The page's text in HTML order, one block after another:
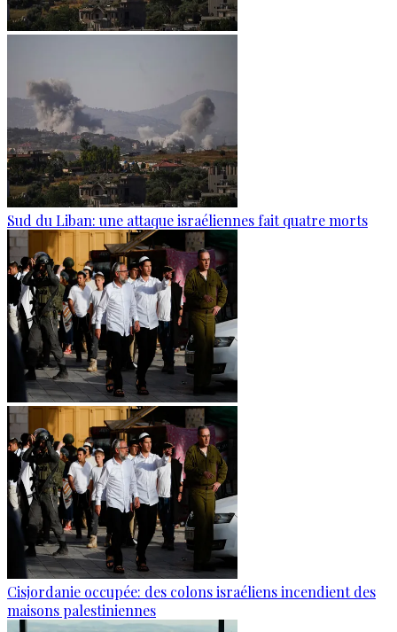
Sud du Liban: une attaque israéliennes fait quatre morts
Cisjordanie occupée: des colons israéliens incendient des
maisons palestiniennes